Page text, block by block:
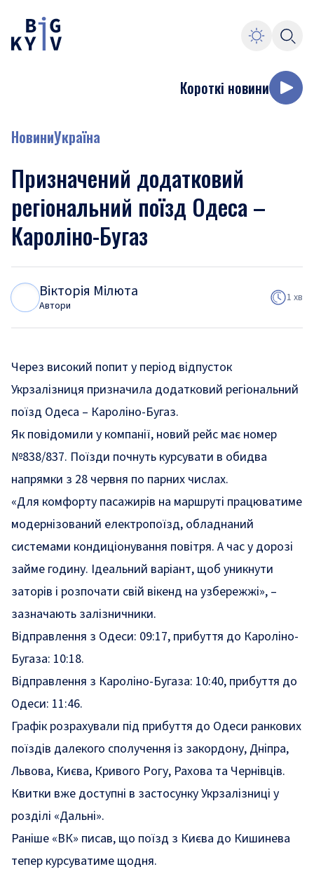
Короткі новини
НовиниУкраїна
Призначений додатковий
регіональний поїзд Одеса –
Кароліно-Бугаз
Вікторія Мілюта
Автори
1 хв
Через високий попит у період відпусток
Укрзалізниця призначила додатковий регіональний
поїзд Одеса – Кароліно-Бугаз.
Як повідомили у компанії, новий рейс має номер
№838/837. Поїзди почнуть курсувати в обидва
напрямки з 28 червня по парних числах.
«Для комфорту пасажирів на маршруті працюватиме
модернізований електропоїзд, обладнаний
системами кондиціонування повітря. А час у дорозі
займе годину. Ідеальний варіант, щоб уникнути
заторів і розпочати свій вікенд на узбережжі», –
зазначають залізничники.
Відправлення з Одеси: 09:17, прибуття до Кароліно-
Бугаза: 10:18.
Відправлення з Кароліно-Бугаза: 10:40, прибуття до
Одеси: 11:46.
Графік розрахували під прибуття до Одеси ранкових
поїздів далекого сполучення із закордону, Дніпра,
Львова, Києва, Кривого Рогу, Рахова та Чернівців.
Квитки вже доступні в застосунку Укрзалізниці у
розділі «Дальні».
Раніше «ВК» писав, що поїзд з Києва до Кишинева
тепер курсуватиме щодня.